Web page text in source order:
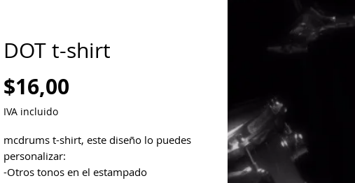
DOT t-shirt
$16,00
IVA incluido
mcdrums t-shirt, este diseño lo puedes
personalizar:
-Otros tonos en el estampado